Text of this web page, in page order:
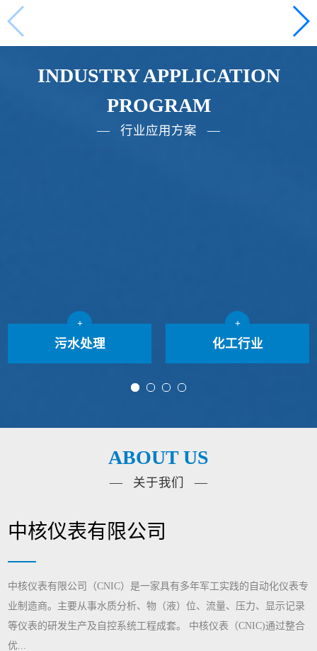
INDUSTRY APPLICATION
PROGRAM
— 行业应用方案 —
污水处理
+
化工行业
+
ABOUT US
— 关于我们 —
中核仪表有限公司
中核仪表有限公司（CNIC）是一家具有多年军工实践的自动化仪表专
业制造商。主要从事水质分析、物（液）位、流量、压力、显示记录
等仪表的研发生产及自控系统工程成套。 中核仪表（CNIC)通过整合
优...